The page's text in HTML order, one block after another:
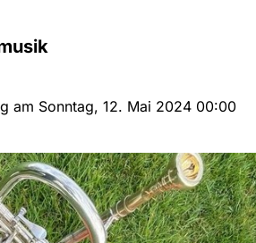
am Sonntag, 12. Mai 2024 00:00